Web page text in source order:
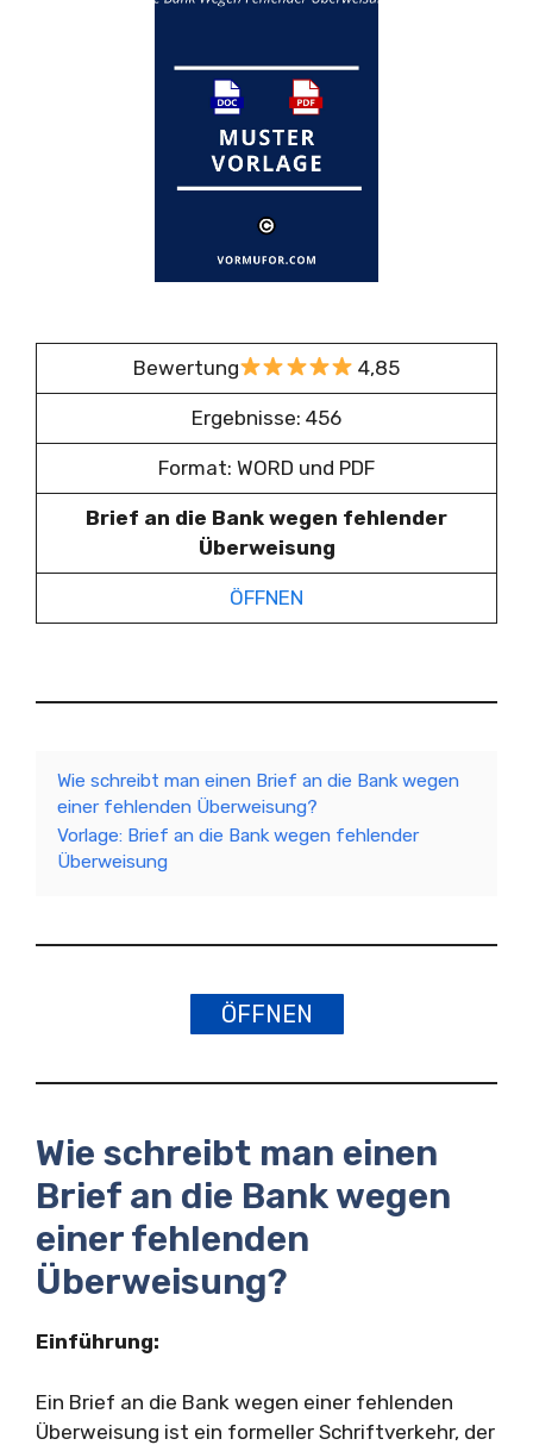
Bewertung 4,85
Ergebnisse: 456
Format: WORD und PDF
Brief an die Bank wegen fehlender
Überweisung
ÖFFNEN
Wie schreibt man einen Brief an die Bank wegen
einer fehlenden Überweisung?
Vorlage: Brief an die Bank wegen fehlender
Überweisung
ÖFFNEN
Wie schreibt man einen
Brief an die Bank wegen
einer fehlenden
Überweisung?
Einführung:
Ein Brief an die Bank wegen einer fehlenden
Überweisung ist ein formeller Schriftverkehr, der